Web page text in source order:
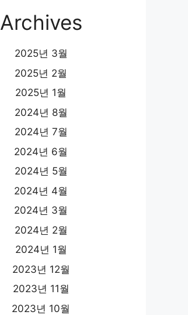
Archives
2025년 3월
2025년 2월
2025년 1월
2024년 8월
2024년 7월
2024년 6월
2024년 5월
2024년 4월
2024년 3월
2024년 2월
2024년 1월
2023년 12월
2023년 11월
2023년 10월